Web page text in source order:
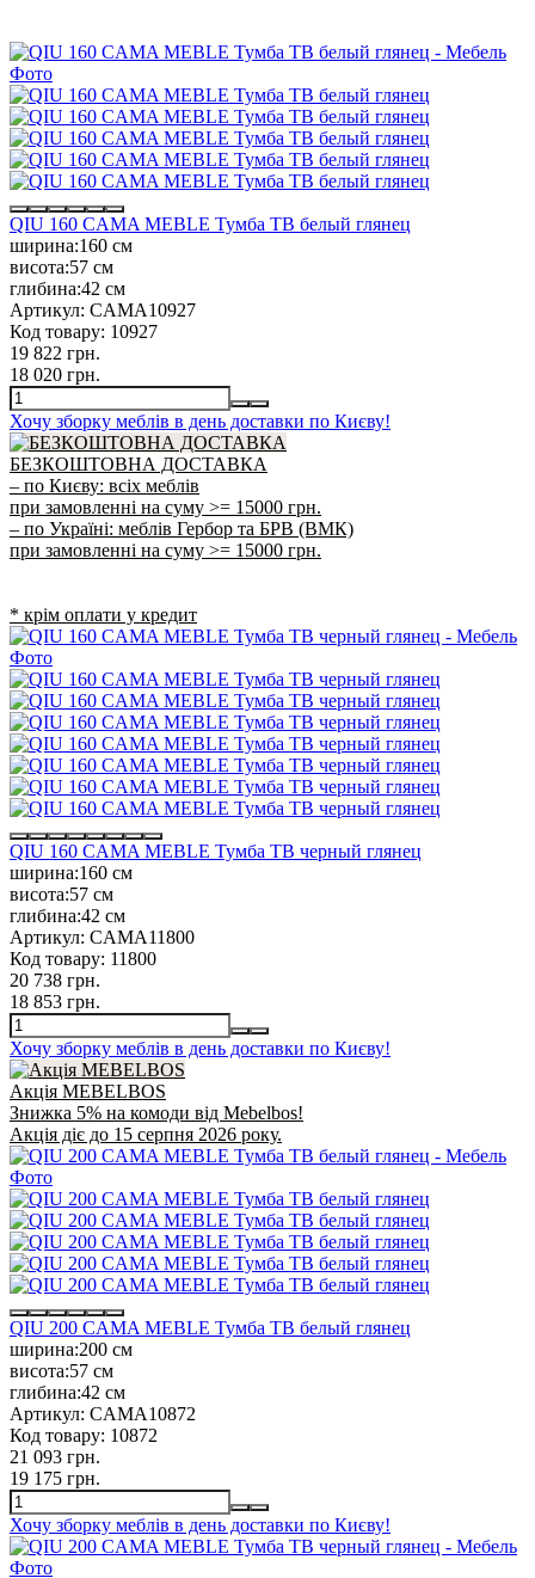
QIU 160 CAMA MEBLE Тумба ТВ белый глянец
ширина:160 см
висота:57 см
глибина:42 см
Артикул: CAMA10927
Код товару: 10927
19 822 грн.
18 020 грн.
Хочу зборку меблів в день доставки по Києву!
БЕЗКОШТОВНА ДОСТАВКА
– по Києву: всіх меблів
при замовленні на суму >= 15000 грн.
– по Україні: меблів Гербор та БРВ (ВМК)
при замовленні на суму >= 15000 грн.
* крім оплати у кредит
QIU 160 CAMA MEBLE Тумба ТВ черный глянец
ширина:160 см
висота:57 см
глибина:42 см
Артикул: CAMA11800
Код товару: 11800
20 738 грн.
18 853 грн.
Хочу зборку меблів в день доставки по Києву!
Акція MEBELBOS
Знижка 5% на комоди від Mebelbos!
Акція діє до 15 серпня 2026 року.
QIU 200 CAMA MEBLE Тумба ТВ белый глянец
ширина:200 см
висота:57 см
глибина:42 см
Артикул: CAMA10872
Код товару: 10872
21 093 грн.
19 175 грн.
Хочу зборку меблів в день доставки по Києву!